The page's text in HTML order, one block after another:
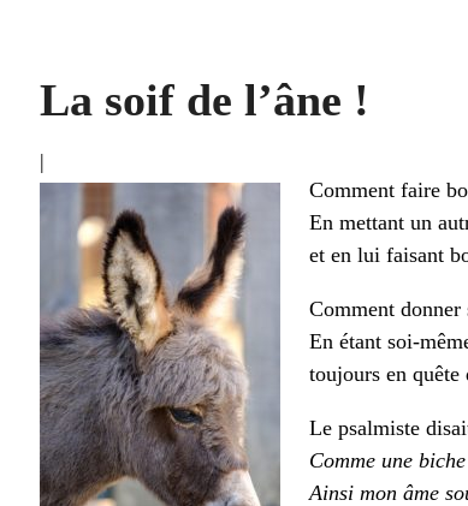
La soif de l’âne !
|
Comment faire
En mettant un
et en lui faisant
Comment donner
En étant soi-
toujours en quête
Le psalmiste
Comme une
Ainsi mon âme